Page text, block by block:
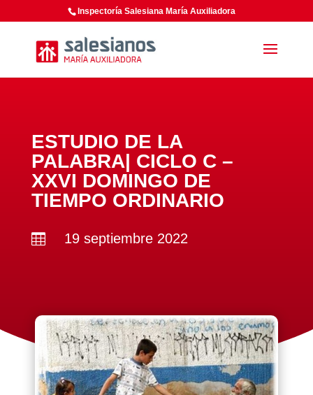
Inspectoría Salesiana María Auxiliadora
ESTUDIO DE LA
PALABRA| CICLO C –
XXVI DOMINGO DE
TIEMPO ORDINARIO
 19 septiembre 2022